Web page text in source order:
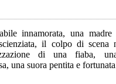
innamorata, una
il colpo di scena
di una fiaba,
una suora pentita e